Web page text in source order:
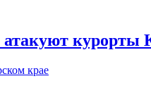
курорты